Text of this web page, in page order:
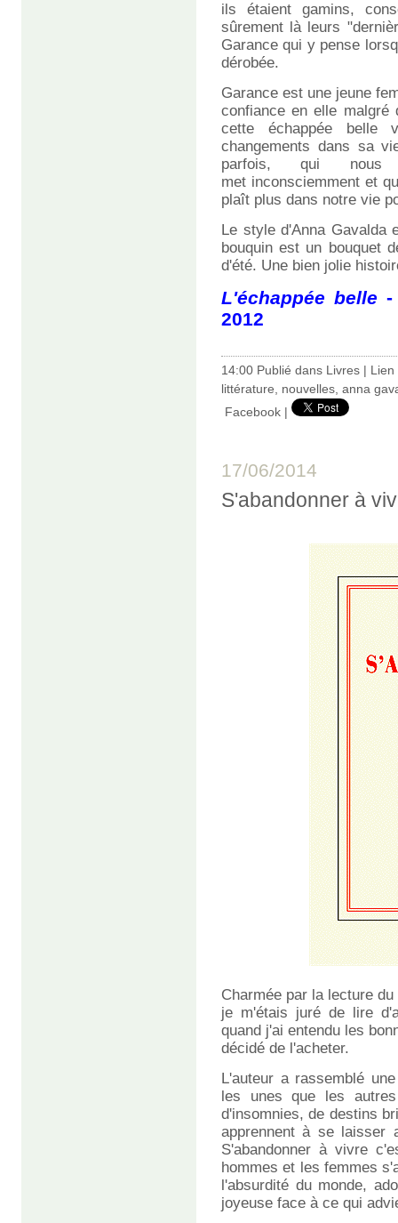
ils étaient gamins,
sûrement là leurs
Garance qui y pense
dérobée.
Garance est une jeune
confiance en elle
cette échappée belle
changements dans sa
parfois, qui
met inconsciemment et
plaît plus dans notre vie
Le style d'Anna Gavalda
bouquin est un bouquet
d'été. Une bien jolie
L'échappée belle-
2012
14:00 Publié dans Livres | Lien
littérature
nouvelles anna
Facebook |
17/06/2014
S'abandonner à
Charmée par la lecture
je m'étais juré de lire
quand j'ai entendu les
décidé de l'acheter.
L'auteur a rassemblé
les unes que les
d'insomnies, de destins
apprennent à se laisser
S'abandonner à vivre
hommes et les femmes
l'absurdité du monde,
joyeuse face à ce qui